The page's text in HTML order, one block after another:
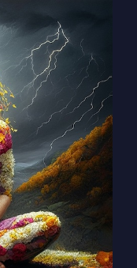
שעזר
למצוא
שמחה